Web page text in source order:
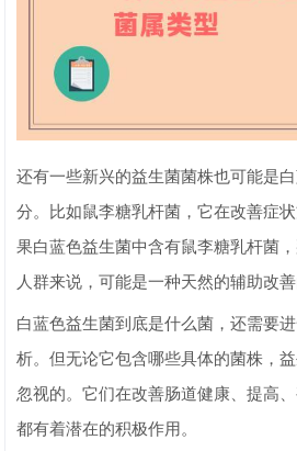
还有一些新兴的益生菌菌株也可能是
分。比如鼠李糖乳杆菌，它在改善症
果白蓝色益生菌中含有鼠李糖乳杆菌
人群来说，可能是一种天然的辅助改善
白蓝色益生菌到底是什么菌，还需要
析。但无论它包含哪些具体的菌株，
忽视的。它们在改善肠道健康、提高
都有着潜在的积极作用。